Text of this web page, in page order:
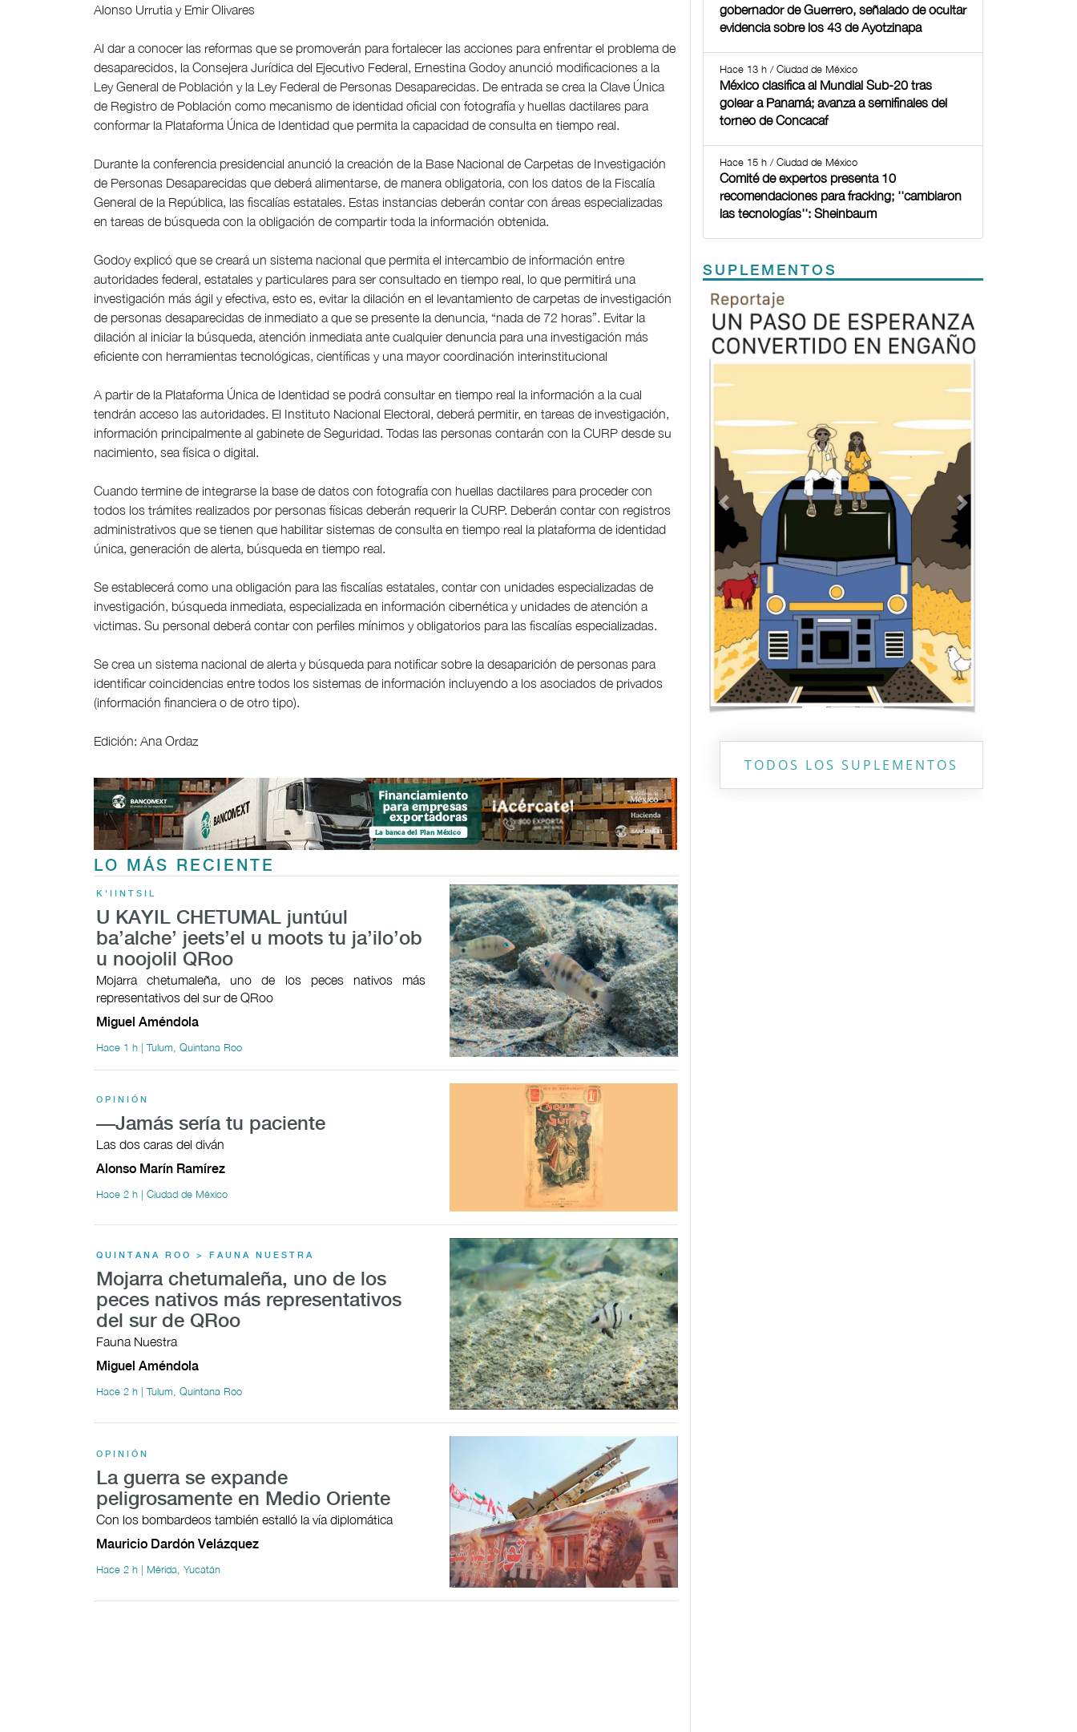
Alonso Urrutia y Emir Olivares
Al dar a conocer las reformas que se promoverán para fortalecer las acciones para enfrentar el problema de
desaparecidos, la Consejera Jurídica del Ejecutivo Federal, Ernestina Godoy anunció modificaciones a la
Ley General de Población y la Ley Federal de Personas Desaparecidas. De entrada se crea la Clave Única
de Registro de Población como mecanismo de identidad oficial con fotografía y huellas dactilares para
conformar la Plataforma Única de Identidad que permita la capacidad de consulta en tiempo real.
Durante la conferencia presidencial anunció la creación de la Base Nacional de Carpetas de Investigación
de Personas Desaparecidas que deberá alimentarse, de manera obligatoria, con los datos de la Fiscalía
General de la República, las fiscalías estatales. Estas instancias deberán contar con áreas especializadas
en tareas de búsqueda con la obligación de compartir toda la información obtenida.
Godoy explicó que se creará un sistema nacional que permita el intercambio de información entre
autoridades federal, estatales y particulares para ser consultado en tiempo real, lo que permitirá una
investigación más ágil y efectiva, esto es, evitar la dilación en el levantamiento de carpetas de investigación
de personas desaparecidas de inmediato a que se presente la denuncia, “nada de 72 horas”. Evitar la
dilación al iniciar la búsqueda, atención inmediata ante cualquier denuncia para una investigación más
eficiente con herramientas tecnológicas, científicas y una mayor coordinación interinstitucional
A partir de la Plataforma Única de Identidad se podrá consultar en tiempo real la información a la cual
tendrán acceso las autoridades. El Instituto Nacional Electoral, deberá permitir, en tareas de investigación,
información principalmente al gabinete de Seguridad. Todas las personas contarán con la CURP desde su
nacimiento, sea física o digital.
Cuando termine de integrarse la base de datos con fotografía con huellas dactilares para proceder con
todos los trámites realizados por personas físicas deberán requerir la CURP. Deberán contar con registros
administrativos que se tienen que habilitar sistemas de consulta en tiempo real la plataforma de identidad
única, generación de alerta, búsqueda en tiempo real.
Se establecerá como una obligación para las fiscalías estatales, contar con unidades especializadas de
investigación, búsqueda inmediata, especializada en información cibernética y unidades de atención a
victimas. Su personal deberá contar con perfiles mínimos y obligatorios para las fiscalías especializadas.
Se crea un sistema nacional de alerta y búsqueda para notificar sobre la desaparición de personas para
identificar coincidencias entre todos los sistemas de información incluyendo a los asociados de privados
(información financiera o de otro tipo).
Edición: Ana Ordaz
LO MÁS RECIENTE
K'IINTSIL
U KAYIL CHETUMAL juntúul
ba’alche’ jeets’el u moots tu ja’ilo’ob
u noojolil QRoo
Mojarra chetumaleña, uno de los peces nativos más
representativos del sur de QRoo
Miguel Améndola
Hace 1 h | Tulum, Quintana Roo
OPINIÓN
—Jamás sería tu paciente
Las dos caras del diván
Alonso Marín Ramírez
Hace 2 h | Ciudad de México
QUINTANA ROO > FAUNA NUESTRA
Mojarra chetumaleña, uno de los
peces nativos más representativos
del sur de QRoo
Fauna Nuestra
Miguel Améndola
Hace 2 h | Tulum, Quintana Roo
OPINIÓN
La guerra se expande
peligrosamente en Medio Oriente
Con los bombardeos también estalló la vía diplomática
Mauricio Dardón Velázquez
Hace 2 h | Mérida, Yucatán
gobernador de Guerrero, señalado de ocultar
evidencia sobre los 43 de Ayotzinapa
Hace 13 h / Ciudad de México
México clasifica al Mundial Sub-20 tras
golear a Panamá; avanza a semifinales del
torneo de Concacaf
Hace 15 h / Ciudad de México
Comité de expertos presenta 10
recomendaciones para fracking; ''cambiaron
las tecnologías'': Sheinbaum
SUPLEMENTOS
Previous Next
TODOS LOS SUPLEMENTOS